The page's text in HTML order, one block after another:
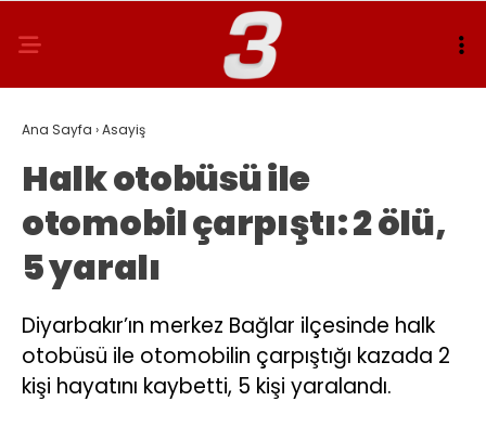
Ana Sayfa ›Asayiş
Halk otobüsü ile
otomobil çarpıştı: 2 ölü,
5 yaralı
Diyarbakır’ın merkez Bağlar ilçesinde halk
otobüsü ile otomobilin çarpıştığı kazada 2
kişi hayatını kaybetti, 5 kişi yaralandı.